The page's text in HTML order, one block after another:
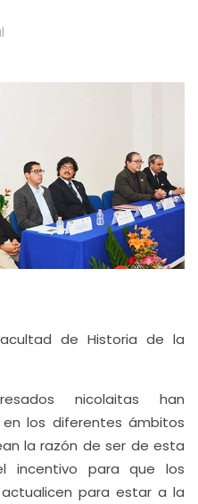
de Historia de la
nicolaitas han
los diferentes ámbitos
la razón de ser de esta
incentivo para que los
para estar a la